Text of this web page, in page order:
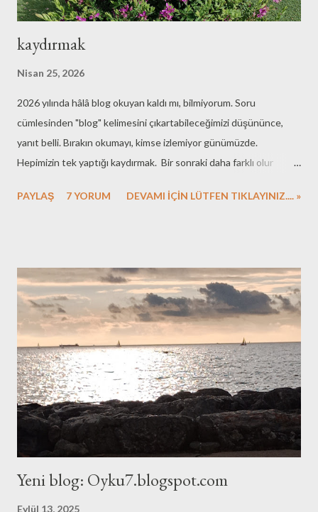
kaydırmak
Nisan 25, 2026
2026 yılında hâlâ blog okuyan kaldı mı, bilmiyorum. Soru
cümlesinden "blog" kelimesini çıkartabileceğimizi düşününce,
yanıt belli. Bırakın okumayı, kimse izlemiyor günümüzde.
Hepimizin tek yaptığı kaydırmak. Bir sonraki daha farklı olur
"akılsızlaşan" bizler, kaydırmadan duramıyoruz. Karşımızda bizi
ucundaki bir felakete üzülüyor, yarım saniye sonra bir kedinin
komik düşüşüne gülümsüyor, hemen ardından hiç tanımadığımız
birinin filtrelerle kusursuzlaştırılmış sahte hayatına iç geçiriyoruz.
Duygularımız bile bizim değil artık; ekrandaki piksellerin hızına
yetişmeye çalışan, sürekli vites değiştirmekten motoru yakmış
birer mekanizmaya dönüştük. Bilgi, eğlence, trajedi ve komedi...
Hepsi birbirine karıştı ve ayn...
PAYLAŞ 7 YORUM DEVAMI İÇİN LÜTFEN TIKLAYINIZ.... »
Yeni blog: Oyku7.blogspot.com
Eylül 13, 2025